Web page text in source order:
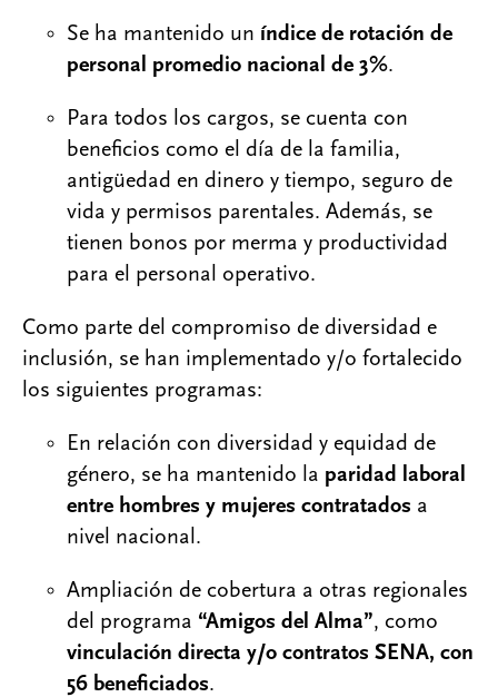
Se ha mantenido un índice de rotación de
personal promedio nacional de 3%.
Para todos los cargos, se cuenta con
beneficios como el día de la familia,
antigüedad en dinero y tiempo, seguro de
vida y permisos parentales. Además, se
tienen bonos por merma y productividad
para el personal operativo.
Como parte del compromiso de diversidad e
inclusión, se han implementado y/o fortalecido
los siguientes programas:
En relación con diversidad y equidad de
género, se ha mantenido la paridad laboral
entre hombres y mujeres contratados a
nivel nacional.
Ampliación de cobertura a otras regionales
del programa “Amigos del Alma”, como
vinculación directa y/o contratos SENA, con
56 beneficiados.